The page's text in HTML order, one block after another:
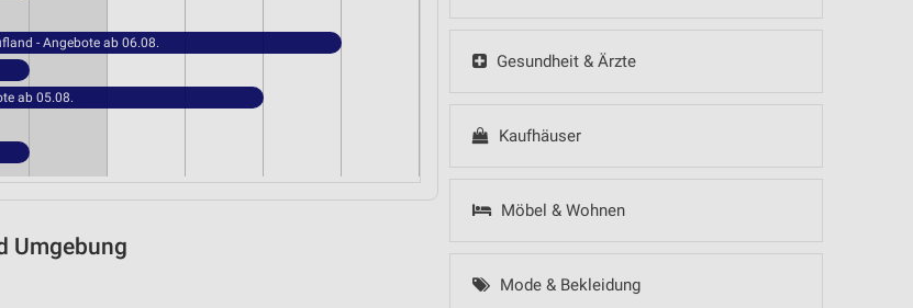
Gesundheit & Ärzte
Kaufhäuser
Möbel & Wohnen
Mode & Bekleidung
- Angebote ab 06.08.
ab 05.08.
Umgebung